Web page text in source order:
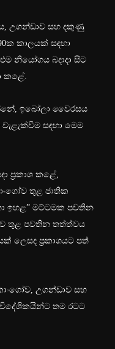
උගන්ඩාව සහ දකුණු
කාලයක් සඳහා
නියෝගය බදාදා සිට
කළේ.
ඉබෝලා වෛරසය
සඳහා මෙම
ප්‍රකාශ කළේ,
තුළ ජාතික
ඉහළ” මට්ටමක පවතින
තුළ පවතින තත්ත්වය
ලෙසද ප්‍රකාශයට පත්
උගන්ඩාව සහ
තම රටට